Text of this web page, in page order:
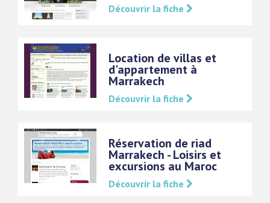
Découvrir la fiche
Location de villas et
d'appartement à
Marrakech
Découvrir la fiche
Réservation de riad
Marrakech - Loisirs et
excursions au Maroc
Découvrir la fiche